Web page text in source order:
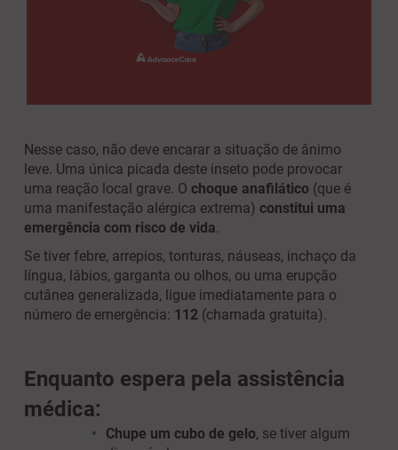
Nesse caso, não deve encarar a situação de ânimo
leve. Uma única picada deste inseto pode provocar
uma reação local grave. O choque anafilático (que é
uma manifestação alérgica extrema) constitui uma
emergência com risco de vida.
Se tiver febre, arrepios, tonturas, náuseas, inchaço da
língua, lábios, garganta ou olhos, ou uma erupção
cutânea generalizada, ligue imediatamente para o
número de emergência: 112 (chamada gratuita).
Enquanto espera pela assistência
médica:
Chupe um cubo de gelo, se tiver algum